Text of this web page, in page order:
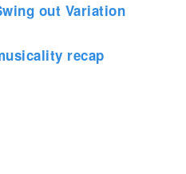
out Variation
recap